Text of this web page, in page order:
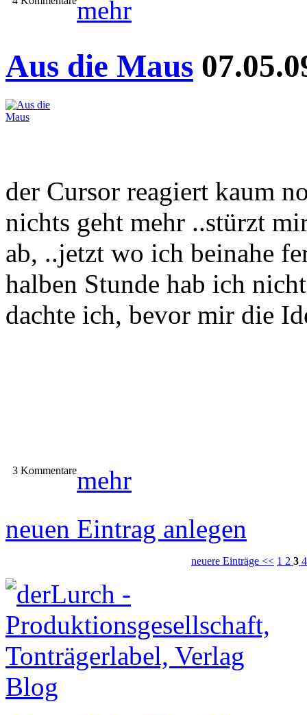
mehr
Aus die Maus
der Cursor reagiert kaum
nichts geht mehr ..stürzt
ab, ..jetzt wo ich beinahe
halben Stunde hab ich
dachte ich, bevor mir die
3 Kommentaremehr
neuen Eintrag anlegen
neuere Einträge << 1 2 3
Blog